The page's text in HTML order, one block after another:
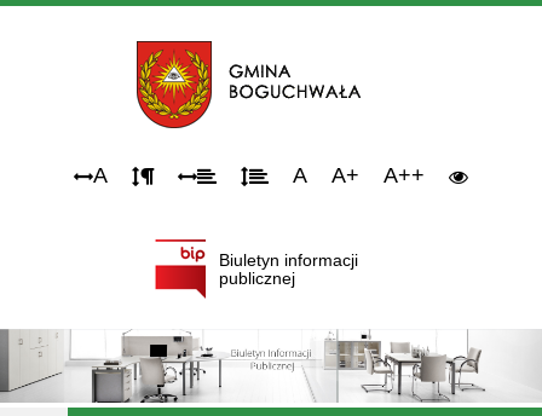
Narzędzia
dostępności
A A A+ A++
Biuletyn informacji
publicznej